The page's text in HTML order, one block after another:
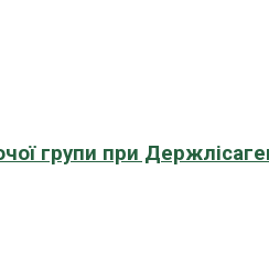
групи при